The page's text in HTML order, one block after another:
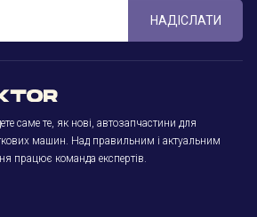
НАДІСЛАТИ
саме те, як нові, автозапчастини для
машин. Над правильним і актуальним
працює команда експертів.